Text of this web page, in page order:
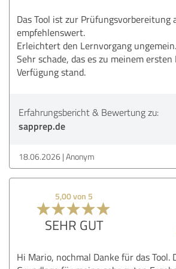
Das Tool ist zur Prüfungsvorbereitung
empfehlenswert.
Erleichtert den Lernvorgang ungemein.
Sehr schade, das es zu meinem
Verfügung stand.
Erfahrungsbericht & Bewertung zu:
sapprep.de
18.06.2026 Anonym
5,00 von 5
SEHR GUT
Hi Mario, nochmal Danke für das Tool.